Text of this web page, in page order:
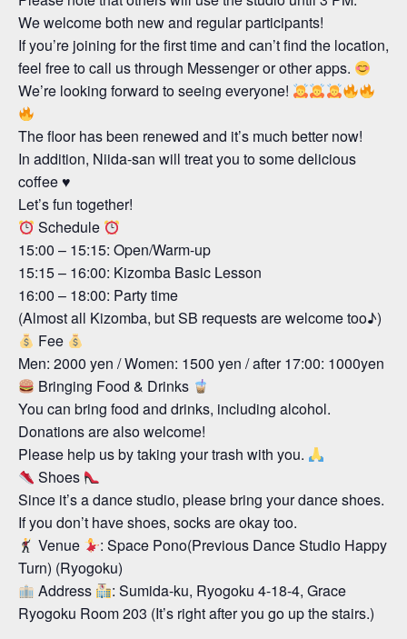
We welcome both new and regular participants!
If you’re joining for the first time and can’t find the location,
feel free to call us through Messenger or other apps.
We’re looking forward to seeing everyone!
The floor has been renewed and it’s much better now!
In addition, Niida-san will treat you to some delicious
coffee ♥
Let’s fun together!
Schedule
15:00 – 15:15: Open/Warm-up
15:15 – 16:00: Kizomba Basic Lesson
16:00 – 18:00: Party time
(Almost all Kizomba, but SB requests are welcome too♪)
Fee
Men: 2000 yen / Women: 1500 yen / after 17:00: 1000yen
Bringing Food & Drinks
You can bring food and drinks, including alcohol.
Donations are also welcome!
Please help us by taking your trash with you.
Shoes
Since it’s a dance studio, please bring your dance shoes.
If you don’t have shoes, socks are okay too.
Venue
: Space Pono(Previous Dance Studio Happy
Turn) (Ryogoku)
Address
: Sumida-ku, Ryogoku 4-18-4, Grace
Ryogoku Room 203 (It’s right after you go up the stairs.)